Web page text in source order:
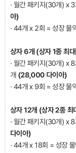
· 월간 패키지(30개) x
아)
· 44개 x 2회 = 성장 물
상자 6개 (상자 1종 최
· 월간 패키지(30개) x
개 (28,000 다이아)
· 44개 x 9회 = 성장 물
상자 12개 (상자 2종 최
· 월간 패키지(30개) x
다이아)
· 44개 x 18회 = 성장